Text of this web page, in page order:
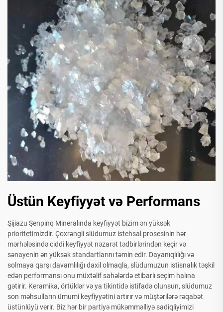
Üstün Keyfiyyət və Performans
Şijiazu Şenpinq Mineralında keyfiyyət bizim ən yüksək
prioritetimizdir. Çoxrəngli slüdumuz istehsal prosesinin hər
mərhələsində ciddi keyfiyyət nəzarət tədbirlərindən keçir və
sənayenin ən yüksək standartlarını təmin edir. Dayanıqlılığı və
solmaya qarşı davamlılığı daxil olmaqla, slüdumuzun istisnalık təşkil
edən performansı onu müxtəlif sahələrdə etibarlı seçim halına
gətirir. Keramika, örtüklər və ya tikintidə istifadə olunsun, slüdumuz
son məhsulların ümumi keyfiyyətini artırır və müştərilərə rəqabət
üstünlüyü verir. Biz hər bir partiyə mükəmməlliyə sadiqliyimizi